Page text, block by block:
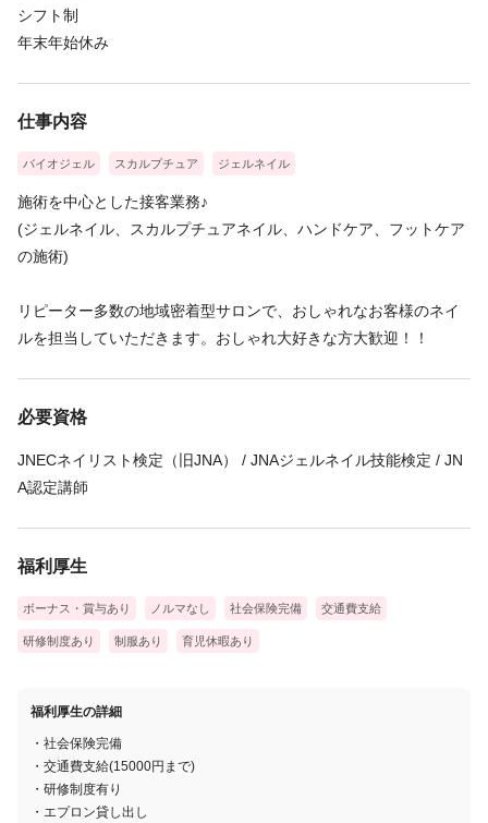
シフト制
年末年始休み
仕事内容
バイオジェル スカルプチュア ジェルネイル
施術を中心とした接客業務♪
(ジェルネイル、スカルプチュアネイル、ハンドケア、フットケア
の施術)
リピーター多数の地域密着型サロンで、おしゃれなお客様のネイ
ルを担当していただきます。おしゃれ大好きな方大歓迎！！
必要資格
JNECネイリスト検定（旧JNA） / JNAジェルネイル技能検定 / JN
A認定講師
福利厚生
ボーナス・賞与あり ノルマなし 社会保険完備 交通費支給
研修制度あり 制服あり 育児休暇あり
福利厚生の詳細
・社会保険完備
・交通費支給(15000円まで)
・研修制度有り
・エプロン貸し出し